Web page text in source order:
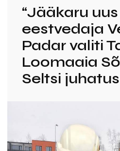
“Jääkaru
eestvedaja
Padar valiti
Loomaaia
Seltsi